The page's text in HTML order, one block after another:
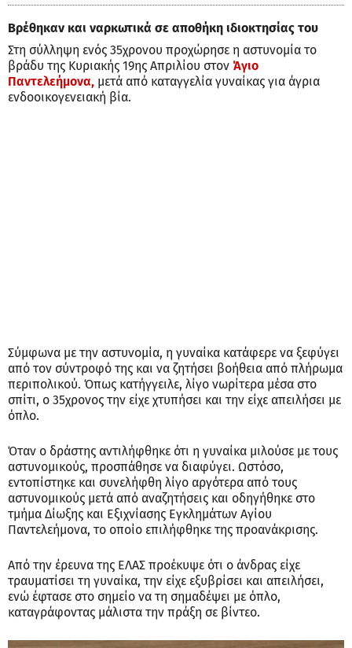
Βρέθηκαν και ναρκωτικά σε αποθήκη ιδιοκτησίας του
Στη σύλληψη ενός 35χρονου προχώρησε η αστυνομία το
βράδυ της Κυριακής 19ης Απριλίου στον Άγιο
Παντελεήμονα, μετά από καταγγελία γυναίκας για άγρια
ενδοοικογενειακή βία.
Σύμφωνα με την αστυνομία, η γυναίκα κατάφερε να ξεφύγει
από τον σύντροφό της και να ζητήσει βοήθεια από πλήρωμα
περιπολικού. Όπως κατήγγειλε, λίγο νωρίτερα μέσα στο
σπίτι, ο 35χρονος την είχε χτυπήσει και την είχε απειλήσει με
όπλο.
Όταν ο δράστης αντιλήφθηκε ότι η γυναίκα μιλούσε με τους
αστυνομικούς, προσπάθησε να διαφύγει. Ωστόσο,
εντοπίστηκε και συνελήφθη λίγο αργότερα από τους
αστυνομικούς μετά από αναζητήσεις και οδηγήθηκε στο
τμήμα Δίωξης και Εξιχνίασης Εγκλημάτων Αγίου
Παντελεήμονα, το οποίο επιλήφθηκε της προανάκρισης.
Από την έρευνα της ΕΛΑΣ προέκυψε ότι ο άνδρας είχε
τραυματίσει τη γυναίκα, την είχε εξυβρίσει και απειλήσει,
ενώ έφτασε στο σημείο να τη σημαδέψει με όπλο,
καταγράφοντας μάλιστα την πράξη σε βίντεο.